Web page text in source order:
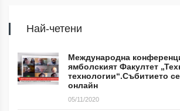
Най-четени
Международна
ямболският Факултет
технологии“.Събитието
онлайн
05/11/2020